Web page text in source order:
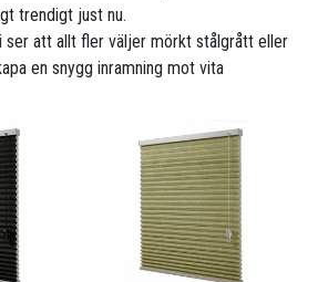
trendigt just nu.
ser att allt fler väljer mörkt stålgrått eller
en snygg inramning mot vita